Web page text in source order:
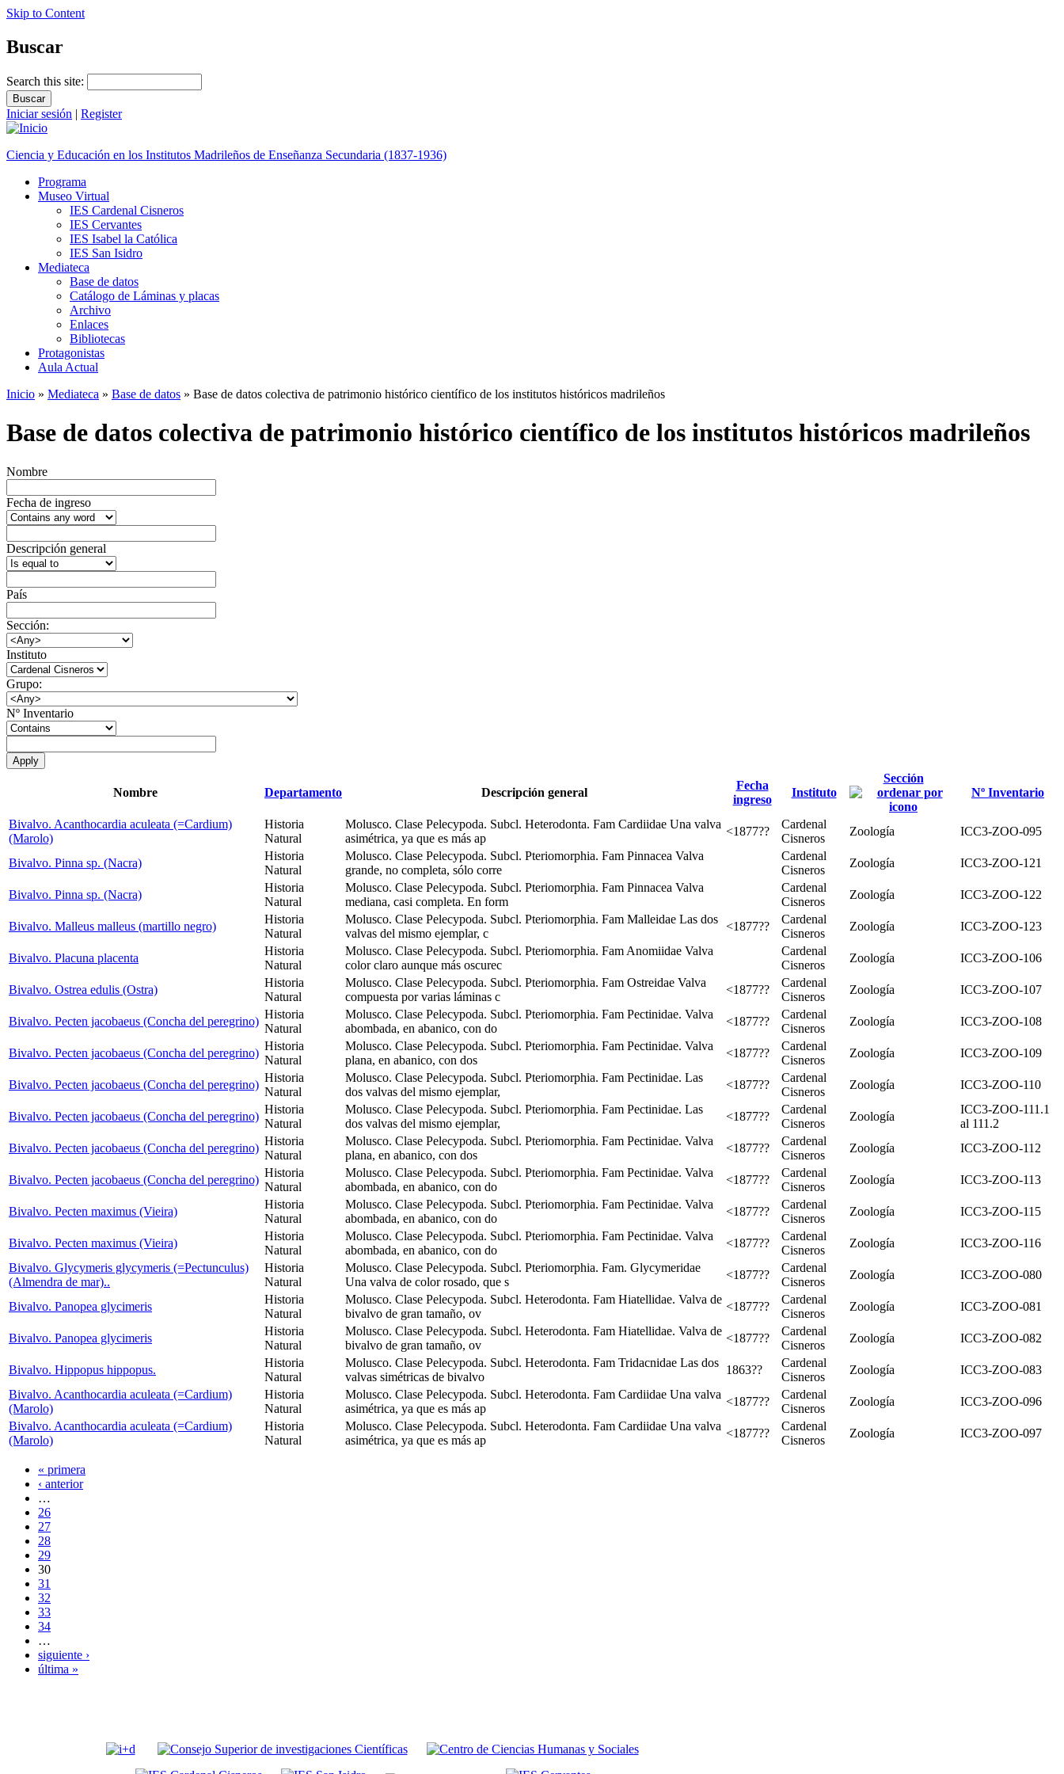
Skip to Content
Buscar
Search this site:
Iniciar sesión | Register
Ciencia y Educación en los Institutos Madrileños de Enseñanza Secundaria (1837-1936)
Programa
Museo Virtual
IES Cardenal Cisneros
IES Cervantes
IES Isabel la Católica
IES San Isidro
Mediateca
Base de datos
Catálogo de Láminas y placas
Archivo
Enlaces
Bibliotecas
Protagonistas
Aula Actual
Inicio » Mediateca » Base de datos » Base de datos colectiva de patrimonio histórico científico de los institutos históricos madrileños
Base de datos colectiva de patrimonio histórico científico de los institutos históricos madrileños
Nombre
Fecha de ingreso
Descripción general
País
Sección:
Instituto
Grupo:
Nº Inventario
Nombre Departamento Descripción general
Fecha
ingreso
Instituto
Sección
Nº Inventario
Bivalvo. Acanthocardia aculeata (=Cardium)
(Marolo)
Historia
Natural
Molusco. Clase Pelecypoda. Subcl. Heterodonta. Fam Cardiidae Una valva
asimétrica, ya que es más ap
<1877??
Cardenal
Cisneros
Zoología ICC3-ZOO-095
Bivalvo. Pinna sp. (Nacra)
Historia
Natural
Molusco. Clase Pelecypoda. Subcl. Pteriomorphia. Fam Pinnacea Valva
grande, no completa, sólo corre
Cardenal
Cisneros
Zoología ICC3-ZOO-121
Bivalvo. Pinna sp. (Nacra)
Historia
Natural
Molusco. Clase Pelecypoda. Subcl. Pteriomorphia. Fam Pinnacea Valva
mediana, casi completa. En form
Cardenal
Cisneros
Zoología ICC3-ZOO-122
Bivalvo. Malleus malleus (martillo negro)
Historia
Natural
Molusco. Clase Pelecypoda. Subcl. Pteriomorphia. Fam Malleidae Las dos
valvas del mismo ejemplar, c
<1877??
Cardenal
Cisneros
Zoología ICC3-ZOO-123
Bivalvo. Placuna placenta
Historia
Natural
Molusco. Clase Pelecypoda. Subcl. Pteriomorphia. Fam Anomiidae Valva
color claro aunque más oscurec
Cardenal
Cisneros
Zoología ICC3-ZOO-106
Bivalvo. Ostrea edulis (Ostra)
Historia
Natural
Molusco. Clase Pelecypoda. Subcl. Pteriomorphia. Fam Ostreidae Valva
compuesta por varias láminas c
<1877??
Cardenal
Cisneros
Zoología ICC3-ZOO-107
Bivalvo. Pecten jacobaeus (Concha del peregrino)
Historia
Natural
Molusco. Clase Pelecypoda. Subcl. Pteriomorphia. Fam Pectinidae. Valva
abombada, en abanico, con do
<1877??
Cardenal
Cisneros
Zoología ICC3-ZOO-108
Bivalvo. Pecten jacobaeus (Concha del peregrino)
Historia
Natural
Molusco. Clase Pelecypoda. Subcl. Pteriomorphia. Fam Pectinidae. Valva
plana, en abanico, con dos
<1877??
Cardenal
Cisneros
Zoología ICC3-ZOO-109
Bivalvo. Pecten jacobaeus (Concha del peregrino)
Historia
Natural
Molusco. Clase Pelecypoda. Subcl. Pteriomorphia. Fam Pectinidae. Las
dos valvas del mismo ejemplar,
<1877??
Cardenal
Cisneros
Zoología ICC3-ZOO-110
Bivalvo. Pecten jacobaeus (Concha del peregrino)
Historia
Natural
Molusco. Clase Pelecypoda. Subcl. Pteriomorphia. Fam Pectinidae. Las
dos valvas del mismo ejemplar,
<1877??
Cardenal
Cisneros
Zoología
ICC3-ZOO-111.1
al 111.2
Bivalvo. Pecten jacobaeus (Concha del peregrino)
Historia
Natural
Molusco. Clase Pelecypoda. Subcl. Pteriomorphia. Fam Pectinidae. Valva
plana, en abanico, con dos
<1877??
Cardenal
Cisneros
Zoología ICC3-ZOO-112
Bivalvo. Pecten jacobaeus (Concha del peregrino)
Historia
Natural
Molusco. Clase Pelecypoda. Subcl. Pteriomorphia. Fam Pectinidae. Valva
abombada, en abanico, con do
<1877??
Cardenal
Cisneros
Zoología ICC3-ZOO-113
Bivalvo. Pecten maximus (Vieira)
Historia
Natural
Molusco. Clase Pelecypoda. Subcl. Pteriomorphia. Fam Pectinidae. Valva
abombada, en abanico, con do
<1877??
Cardenal
Cisneros
Zoología ICC3-ZOO-115
Bivalvo. Pecten maximus (Vieira)
Historia
Natural
Molusco. Clase Pelecypoda. Subcl. Pteriomorphia. Fam Pectinidae. Valva
abombada, en abanico, con do
<1877??
Cardenal
Cisneros
Zoología
ICC3-ZOO-116
Bivalvo. Glycymeris glycymeris (=Pectunculus)
(Almendra de mar)..
Historia
Natural
Molusco. Clase Pelecypoda. Subcl. Pteriomorphia. Fam. Glycymeridae
Una valva de color rosado, que s
<1877??
Cardenal
Cisneros
Zoología ICC3-ZOO-080
Bivalvo. Panopea glycimeris
Historia
Natural
Molusco. Clase Pelecypoda. Subcl. Heterodonta. Fam Hiatellidae. Valva de
bivalvo de gran tamaño, ov
<1877??
Cardenal
Cisneros
Zoología ICC3-ZOO-081
Bivalvo. Panopea glycimeris
Historia
Natural
Molusco. Clase Pelecypoda. Subcl. Heterodonta. Fam Hiatellidae. Valva de
bivalvo de gran tamaño, ov
<1877??
Cardenal
Cisneros
Zoología ICC3-ZOO-082
Bivalvo. Hippopus hippopus.
Historia
Natural
Molusco. Clase Pelecypoda. Subcl. Heterodonta. Fam Tridacnidae Las dos
valvas simétricas de bivalvo
1863??
Cardenal
Cisneros
Zoología
ICC3-ZOO-083
Bivalvo. Acanthocardia aculeata (=Cardium)
(Marolo)
Historia
Natural
Molusco. Clase Pelecypoda. Subcl. Heterodonta. Fam Cardiidae Una valva
asimétrica, ya que es más ap
<1877??
Cardenal
Cisneros
Zoología
ICC3-ZOO-096
Bivalvo. Acanthocardia aculeata (=Cardium)
(Marolo)
Historia
Natural
Molusco. Clase Pelecypoda. Subcl. Heterodonta. Fam Cardiidae Una valva
asimétrica, ya que es más ap
<1877??
Cardenal
Cisneros
Zoología ICC3-ZOO-097
« primera
‹ anterior
…
26
27
28
29
30
31
32
33
34
…
siguiente ›
última »